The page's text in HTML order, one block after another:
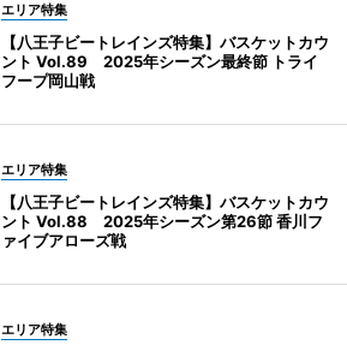
エリア特集
【八王子ビートレインズ特集】バスケットカウ
ント Vol.89 2025年シーズン最終節 トライ
フープ岡山戦
エリア特集
【八王子ビートレインズ特集】バスケットカウ
ント Vol.88 2025年シーズン第26節 香川フ
ァイブアローズ戦
エリア特集